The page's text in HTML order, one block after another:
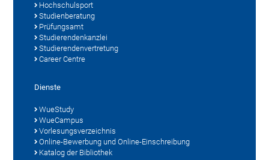
Hochschulsport
Studienberatung
Prüfungsamt
Studierendenkanzlei
Studierendenvertretung
Career Centre
Dienste
WueStudy
WueCampus
Vorlesungsverzeichnis
Online-Bewerbung und Online-Einschreibung
Katalog der Bibliothek